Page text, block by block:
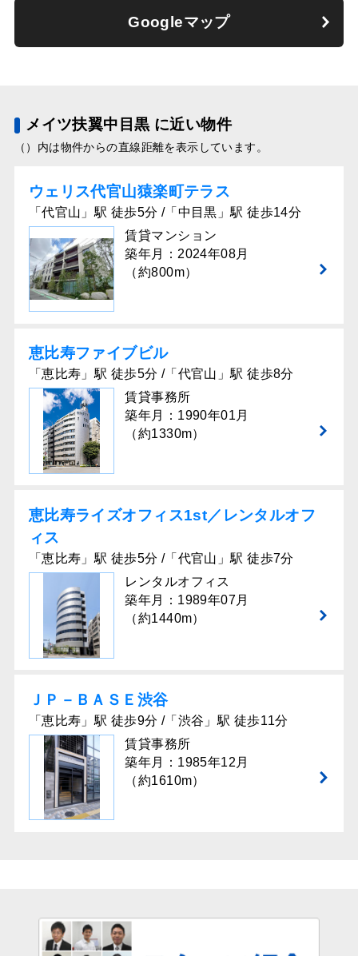
Googleマップ
メイツ扶翼中目黒 に近い物件
（）内は物件からの直線距離を表示しています。
ウェリス代官⼭猿楽町テラス
「代官山」駅 徒歩5分 /「中目黒」駅 徒歩14分
賃貸マンション
築年月：2024年08月
（約800m）
恵比寿ファイブビル
「恵比寿」駅 徒歩5分 /「代官山」駅 徒歩8分
賃貸事務所
築年月：1990年01月
（約1330m）
恵比寿ライズオフィス1st／レンタルオフ
ィス
「恵比寿」駅 徒歩5分 /「代官山」駅 徒歩7分
レンタルオフィス
築年月：1989年07月
（約1440m）
ＪＰ－ＢＡＳＥ渋谷
「恵比寿」駅 徒歩9分 /「渋谷」駅 徒歩11分
賃貸事務所
築年月：1985年12月
（約1610m）